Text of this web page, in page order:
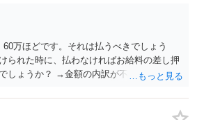
万ほどです。それは払うべきでしょう
られた時に、払わなければお給料の差し押
しょうか？ →金額の内訳が不明であればそ
ので、支払いしない場合でも直ちに給料の